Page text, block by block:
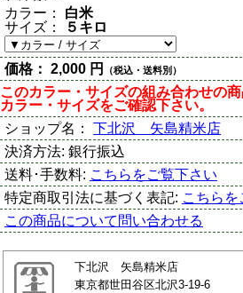
カラー：
白米
サイズ：
５キロ
価格： 2,000 円 （税込・送料別）
このカラー・サイズの組み合わせの
カラー・サイズをご確認下さい。
ショップ名： 下北沢 矢島精米店
決済方法: 銀行振込
送料･手数料: こちらをご覧下さい
特定商取引法に基づく表記: こちらを
この商品について問い合わせる
下北沢 矢島精米店
東京都世田谷区北沢3-19-6